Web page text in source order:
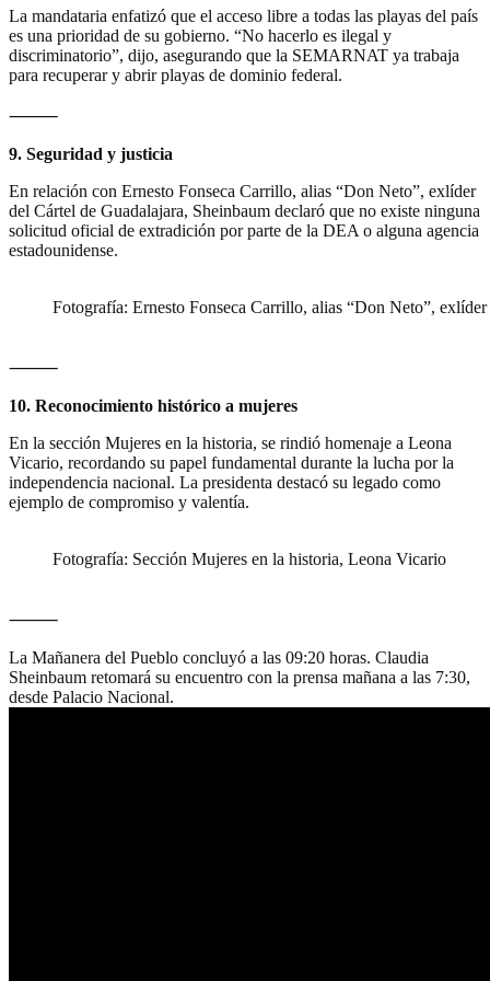
La mandataria enfatizó que el acceso libre a todas las playas del país
es una prioridad de su gobierno. “No hacerlo es ilegal y
discriminatorio”, dijo, asegurando que la SEMARNAT ya trabaja
para recuperar y abrir playas de dominio federal.
⸻
9. Seguridad y justicia
En relación con Ernesto Fonseca Carrillo, alias “Don Neto”, exlíder
del Cártel de Guadalajara, Sheinbaum declaró que no existe ninguna
solicitud oficial de extradición por parte de la DEA o alguna agencia
estadounidense.
Fotografía: Ernesto Fonseca Carrillo, alias “Don Neto”,
⸻
10. Reconocimiento histórico a mujeres
En la sección Mujeres en la historia, se rindió homenaje a Leona
Vicario, recordando su papel fundamental durante la lucha por la
independencia nacional. La presidenta destacó su legado como
ejemplo de compromiso y valentía.
Fotografía: Sección Mujeres en la historia, Leona Vicario
⸻
La Mañanera del Pueblo concluyó a las 09:20 horas. Claudia
Sheinbaum retomará su encuentro con la prensa mañana a las 7:30,
desde Palacio Nacional.